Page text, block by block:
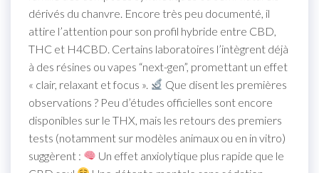
dérivés du chanvre. Encore très peu documenté, il
attire l’attention pour son profil hybride entre CBD,
THC et H4CBD. Certains laboratoires l’intègrent déjà
à des résines ou vapes “next-gen”, promettant un effet
« clair, relaxant et focus ».
Que disent les premières
observations ? Peu d’études officielles sont encore
disponibles sur le THX, mais les retours des premiers
tests (notamment sur modèles animaux ou en in vitro)
suggèrent :
Un effet anxiolytique plus rapide que le